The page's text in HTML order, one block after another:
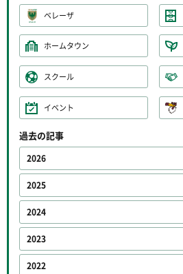
ベレーザ
ホームタウン
スクール
イベント
過去の記事
2026
2025
2024
2023
2022